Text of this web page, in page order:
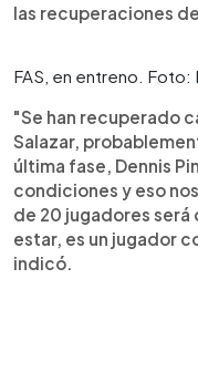
las recuperaciones
FAS, en entreno. Foto:
"Se han recuperado
Salazar,
última fase, Dennis
condiciones y eso
de 20 jugadores será
estar, es un jugador
indicó.